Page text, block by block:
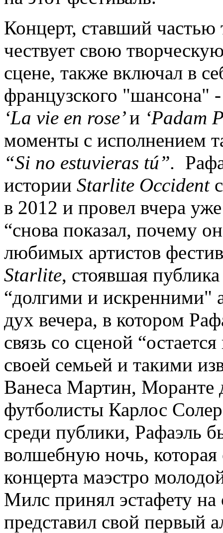
Концерт, ставший частью
чествует свою
сцене, также включал в
французского "шансона"
‘La vie en rose’и ‘Padam
моменты с исполнением
“Si no estuvieras tú”.
истории Starlite Occident
в 2012 и провел вчера
“снова показал, почему
любимых артистов
Starlite, стоявшая
“долгими и искренними"
дух вечера, в котором
связь со сценой
своей семьей и такими
Ванеса Мартин, Моранте
футболисты Карлос
среди публики, Рафаэль
волшебную ночь, которая
концерта маэстро
Милс принял эстафету на
представил свой первый